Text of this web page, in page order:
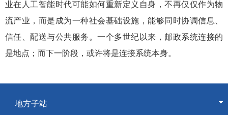
业在人工智能时代可能如何重新定义自身，不再仅仅作为物
流产业，而是成为一种社会基础设施，能够同时协调信息、
信任、配送与公共服务。一个多世纪以来，邮政系统连接的
是地点；而下一阶段，或许将是连接系统本身。
地方子站